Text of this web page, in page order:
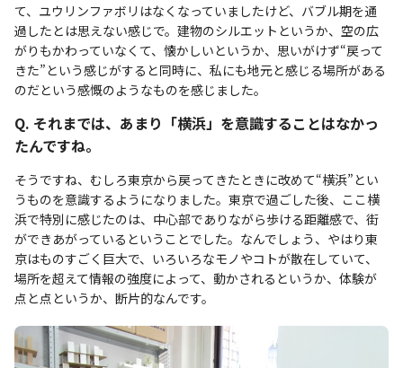
て、ユウリンファボリはなくなっていましたけど、バブル期を通
過したとは思えない感じで。建物のシルエットというか、空の広
がりもかわっていなくて、懐かしいというか、思いがけず“戻って
きた”という感じがすると同時に、私にも地元と感じる場所がある
のだという感慨のようなものを感じました。
Q. それまでは、あまり「横浜」を意識することはなかっ
たんですね。
そうですね、むしろ東京から戻ってきたときに改めて“横浜”とい
うものを意識するようになりました。東京で過ごした後、ここ横
浜で特別に感じたのは、中心部でありながら歩ける距離感で、街
ができあがっているということでした。なんでしょう、やはり東
京はものすごく巨大で、いろいろなモノやコトが散在していて、
場所を超えて情報の強度によって、動かされるというか、体験が
点と点というか、断片的なんです。